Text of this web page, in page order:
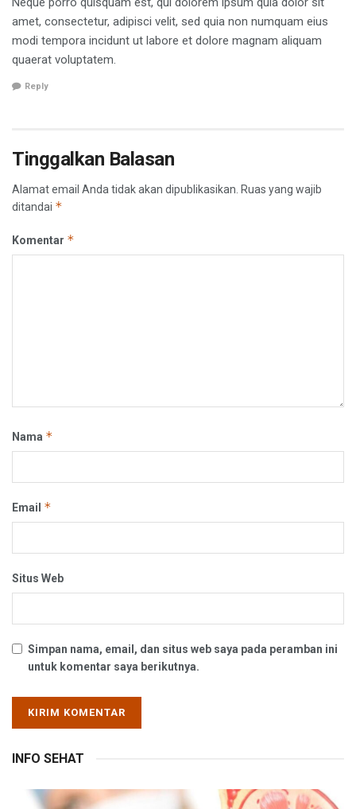
amet, consectetur, adipisci velit, sed quia non numquam eius
modi tempora incidunt ut labore et dolore magnam aliquam
quaerat voluptatem.
Reply
Tinggalkan Balasan
Alamat email Anda tidak akan dipublikasikan. Ruas yang wajib
ditandai *
Komentar *
Nama *
Email *
Situs Web
Simpan nama, email, dan situs web saya pada peramban ini
untuk komentar saya berikutnya.
INFO SEHAT